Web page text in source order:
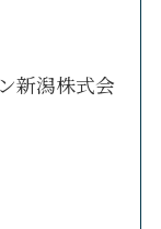
新潟株式会